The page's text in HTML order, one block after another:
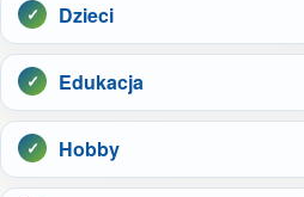
Dzieci
Edukacja
Hobby